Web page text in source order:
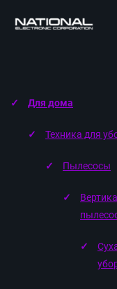
Для дома
Техника для
Пылесосы